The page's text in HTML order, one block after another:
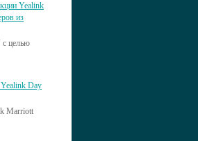
Yealink
из
целью
Day
Marriott